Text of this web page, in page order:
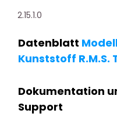
2.15.1.0
Datenblatt
Kunststoff R.M.S.
Dokumentation
Support